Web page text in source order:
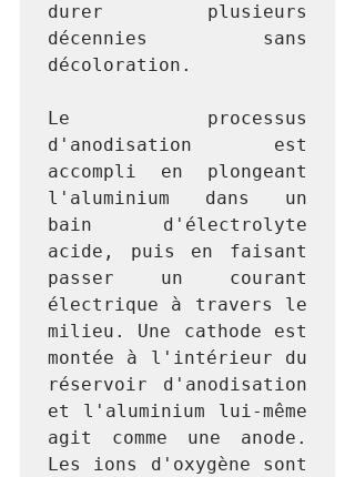
durer plusieurs
décennies sans
décoloration.
Le processus
d'anodisation est
accompli en plongeant
l'aluminium dans un
bain d'électrolyte
acide, puis en faisant
passer un courant
électrique à travers le
milieu. Une cathode est
montée à l'intérieur du
réservoir d'anodisation
et l'aluminium lui-même
agit comme une anode.
Les ions d'oxygène sont